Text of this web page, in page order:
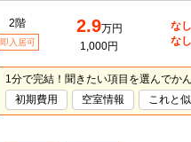
2階
即入居可
2.9万円
1,000円
なし
なし
1分で完結！聞きたい項目を選んでか
初期費用
空室情報 これと